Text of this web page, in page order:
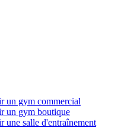
un gym commercial
un gym boutique
une salle d'entraînement